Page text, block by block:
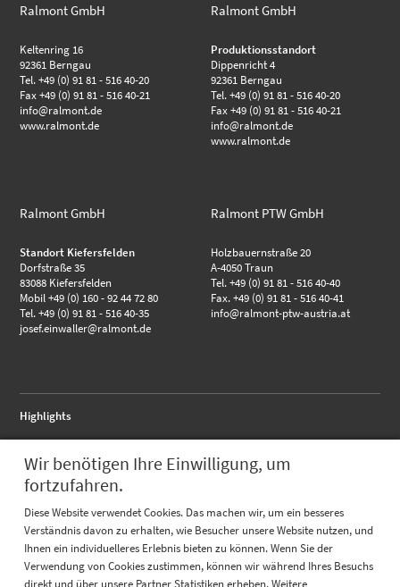
Ralmont GmbH
Keltenring 16
92361 Berngau
Tel. +49 (0) 91 81 - 516 40-20
Fax +49 (0) 91 81 - 516 40-21
info@ralmont.de
www.ralmont.de
Ralmont GmbH
Produktionsstandort
Dippenricht 4
92361 Berngau
Tel. +49 (0) 91 81 - 516 40-20
Fax +49 (0) 91 81 - 516 40-21
info@ralmont.de
www.ralmont.de
Ralmont GmbH
Standort Kiefersfelden
Dorfstraße 35
83088 Kiefersfelden
Mobil +49 (0) 160 - 92 44 72 80
Tel. +49 (0) 91 81 - 516 40-35
josef.einwaller@ralmont.de
Ralmont PTW GmbH
Holzbauernstraße 20
A-4050 Traun
Tel. +49 (0) 91 81 - 516 40-40
Fax. +49 (0) 91 81 - 516 40-41
info@ralmont-ptw-austria.at
Highlights
RALMO - FBA complete
RALMO - UBS Unterbausystem
Katalog
Referenzen
Prüfungen
Wir benötigen Ihre Einwilligung, um
fortzufahren.
Diese Website verwendet Cookies. Das machen wir, um ein besseres
Verständnis davon zu erhalten, wie Besucher unsere Website nutzen, und
Ihnen ein individuelleres Erlebnis bieten zu können. Wenn Sie der
Verwendung von Cookies zustimmen, können wir während Ihres Besuchs
direkt und über unsere Partner Statistiken erheben. Weitere